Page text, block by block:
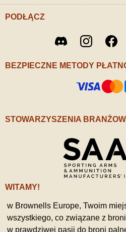
PODŁĄCZ
Discord Instagram
BEZPIECZNE METODY
STOWARZYSZENIA
WITAMY!
w Brownells Europe, Twoim
wszystkiego, co związane z
w prawdziwej pasji do broni